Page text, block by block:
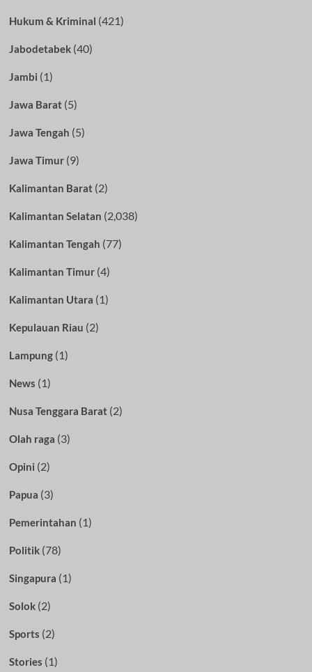
Hukum & Kriminal (421)
Jabodetabek(40)
Jambi (1)
Jawa Barat(5)
Jawa Tengah (5)
Jawa Timur(9)
Kalimantan Barat(2)
Kalimantan Selatan (2,038)
Kalimantan Tengah (77)
Kalimantan Timur(4)
Kalimantan Utara (1)
Kepulauan Riau (2)
Lampung(1)
News (1)
Nusa Tenggara Barat(2)
Olah raga (3)
Opini (2)
Papua (3)
Pemerintahan (1)
Politik(78)
Singapura (1)
Solok(2)
Sports (2)
Stories (1)